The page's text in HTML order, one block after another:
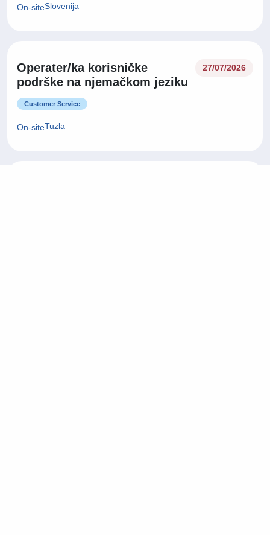
On-siteSlovenija
Operater/ka korisničke
podrške na njemačkom jeziku
27/07/2026
Customer Service
On-siteTuzla